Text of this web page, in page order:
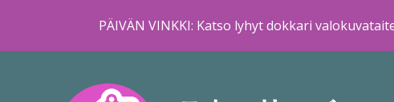
PÄIVÄN VINKKI: Katso lyhyt dokkari